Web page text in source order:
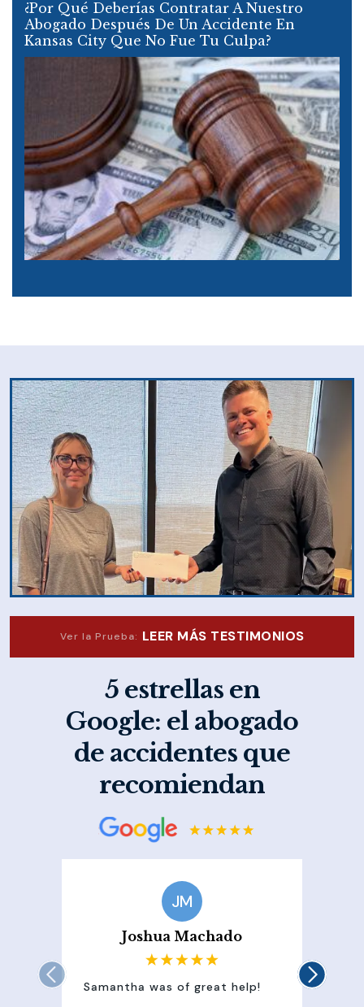
¿Por Qué Deberías Contratar A Nuestro
Abogado Después De Un Accidente En
Kansas City Que No Fue Tu Culpa?
Ver la Prueba: LEER MÁS TESTIMONIOS
5 estrellas en
Google: el abogado
de accidentes que
recomiendan
JM
Joshua Machado
Samantha was of great help!